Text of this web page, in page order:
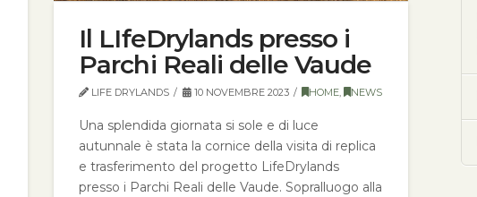
Il LIfeDrylands presso i
Parchi Reali delle Vaude
LIFE DRYLANDS 10 NOVEMBRE 2023 HOME, NEWS
Una splendida giornata si sole e di luce
autunnale è stata la cornice della visita di replica
e trasferimento del progetto LifeDrylands
presso i Parchi Reali delle Vaude. Sopralluogo alla